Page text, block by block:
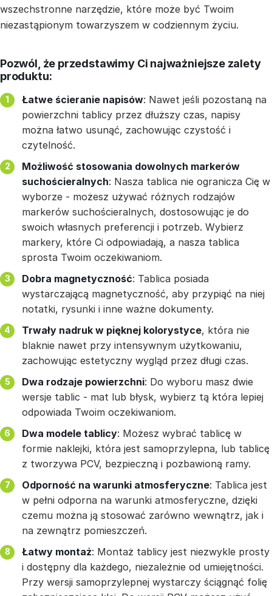
wszechstronne narzędzie, które może być Twoim
niezastąpionym towarzyszem w codziennym życiu.
Pozwól, że przedstawimy Ci najważniejsze zalety
produktu:
Łatwe ścieranie napisów: Nawet jeśli pozostaną na
powierzchni tablicy przez dłuższy czas, napisy
można łatwo usunąć, zachowując czystość i
czytelność.
Możliwość stosowania dowolnych markerów
suchościeralnych: Nasza tablica nie ogranicza Cię w
wyborze - możesz używać różnych rodzajów
markerów suchościeralnych, dostosowując je do
swoich własnych preferencji i potrzeb. Wybierz
markery, które Ci odpowiadają, a nasza tablica
sprosta Twoim oczekiwaniom.
Dobra magnetyczność: Tablica posiada
wystarczającą magnetyczność, aby przypiąć na niej
notatki, rysunki i inne ważne dokumenty.
Trwały nadruk w pięknej kolorystyce, która nie
blaknie nawet przy intensywnym użytkowaniu,
zachowując estetyczny wygląd przez długi czas.
Dwa rodzaje powierzchni: Do wyboru masz dwie
wersje tablic - mat lub błysk, wybierz tą która lepiej
odpowiada Twoim oczekiwaniom.
Dwa modele tablicy: Możesz wybrać tablicę w
formie naklejki, która jest samoprzylepna, lub tablicę
z tworzywa PCV, bezpieczną i pozbawioną ramy.
Odporność na warunki atmosferyczne: Tablica jest
w pełni odporna na warunki atmosferyczne, dzięki
czemu można ją stosować zarówno wewnątrz, jak i
na zewnątrz pomieszczeń.
Łatwy montaż: Montaż tablicy jest niezwykle prosty
i dostępny dla każdego, niezależnie od umiejętności.
Przy wersji samoprzylepnej wystarczy ściągnąć folię